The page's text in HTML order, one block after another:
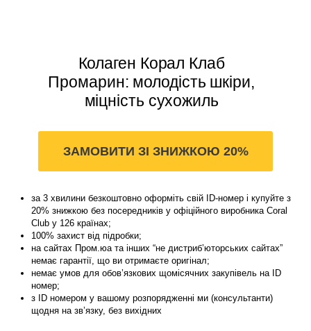
Колаген Корал Клаб
Промарин: молодість шкіри,
міцність сухожиль
ЗАМОВИТИ ЗІ ЗНИЖКОЮ 20%
за 3 хвилини безкоштовно оформіть свій ID-номер і купуйте з
20% знижкою без посередників у офіційного виробника Coral
Club у 126 країнах;
100% захист від підробки;
на сайтах Пром.юа та інших “не дистриб’юторських сайтах”
немає гарантії, що ви отримаєте оригінал;
немає умов для обов’язкових щомісячних закупівель на ID
номер;
з ID номером у вашому розпорядженні ми (консультанти)
щодня на зв’язку, без вихідних